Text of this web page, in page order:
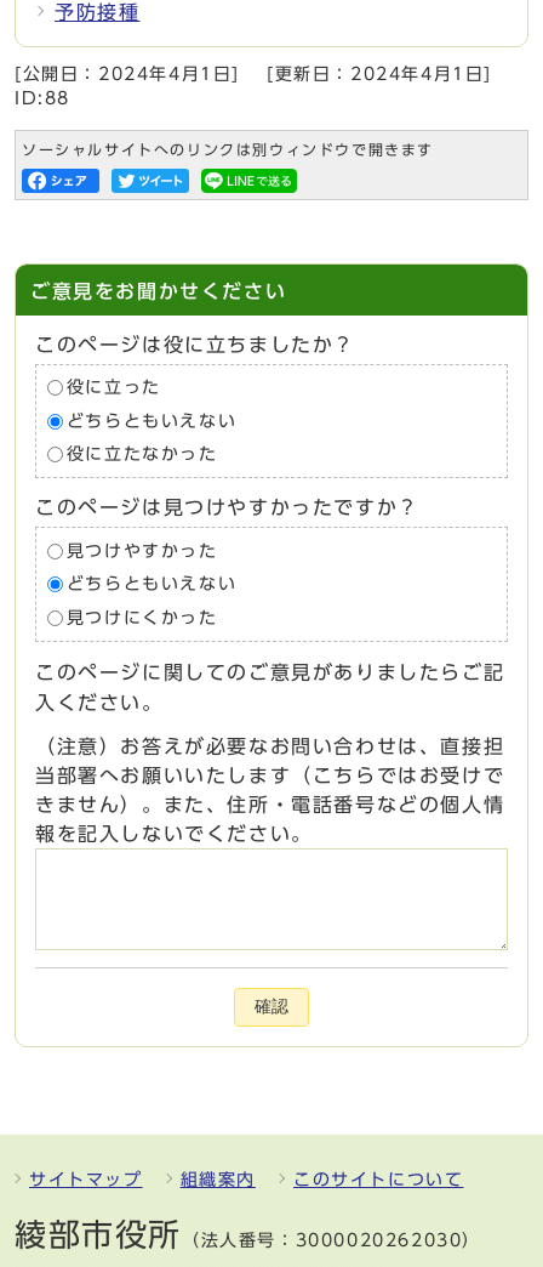
予防接種
[公開日： 2024年4月1日 [更新日： 2024年4月1日
ID:88
ソーシャルサイトへのリンクは別ウィンドウで開きます
ご意見をお聞かせください
このページは役に立ちましたか？
役に立った
どちらともいえない
役に立たなかった
このページは見つけやすかったですか？
見つけやすかった
どちらともいえない
見つけにくかった
このページに関してのご意見がありましたらご記
入ください。
（注意）お答えが必要なお問い合わせは、直接担
当部署へお願いいたします（こちらではお受けで
きません）。また、住所・電話番号などの個人情
報を記入しないでください。
確認
サイトマップ 組織案内 このサイトについて
綾部市役所 （法人番号：3000020262030）